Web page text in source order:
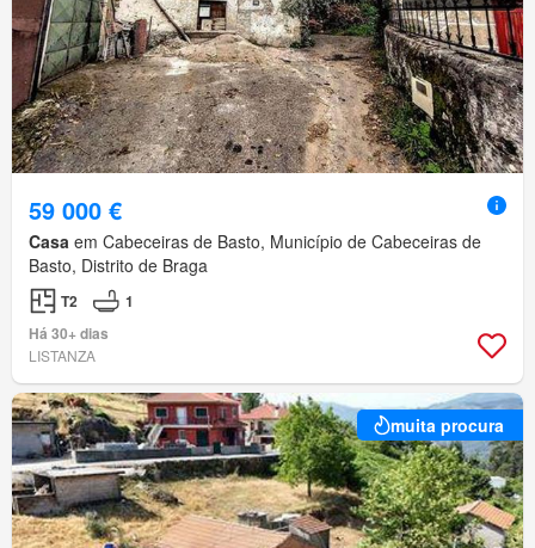
59 000 €
Casa em Cabeceiras de Basto, Município de Cabeceiras de
Basto, Distrito de Braga
T2
1
Há 30+ dias
LISTANZA
muita procura